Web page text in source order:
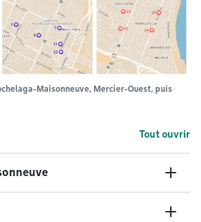
Maisonneuve, Mercier-Ouest, puis
Tout ouvrir